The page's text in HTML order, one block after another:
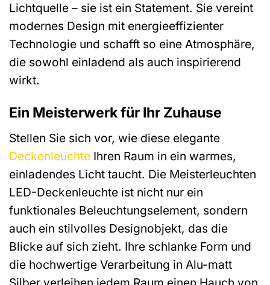
Lichtquelle – sie ist ein Statement. Sie vereint
modernes Design mit energieeffizienter
Technologie und schafft so eine Atmosphäre,
die sowohl einladend als auch inspirierend
wirkt.
Ein Meisterwerk für Ihr Zuhause
Stellen Sie sich vor, wie diese elegante
Deckenleuchte Ihren Raum in ein warmes,
einladendes Licht taucht. Die Meisterleuchten
LED-Deckenleuchte ist nicht nur ein
funktionales Beleuchtungselement, sondern
auch ein stilvolles Designobjekt, das die
Blicke auf sich zieht. Ihre schlanke Form und
die hochwertige Verarbeitung in Alu-matt